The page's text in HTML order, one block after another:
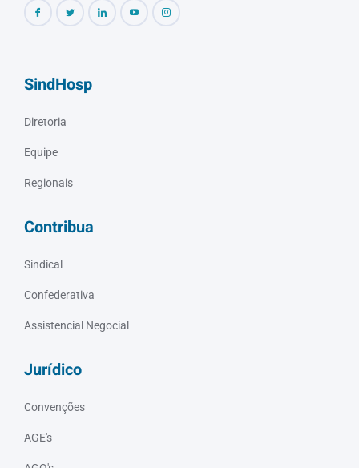
SindHosp
Diretoria
Equipe
Regionais
Contribua
Sindical
Confederativa
Assistencial Negocial
Jurídico
Convenções
AGE's